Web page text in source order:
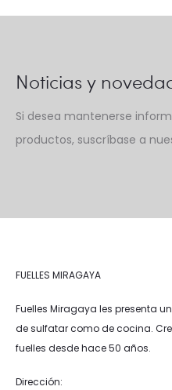
Noticias y
Si desea mantenerse
productos, suscríbase a
FUELLES MIRAGAYA
Fuelles Miragaya les presenta
de sulfatar como de cocina.
fuelles desde hace 50 años.
Dirección: